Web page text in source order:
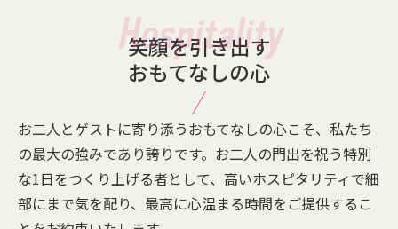
笑顔を引き出す
おもてなしの心
お二人とゲストに寄り添うおもてなしの心こそ、私たち
の最大の強みであり誇りです。お二人の門出を祝う特別
な1日をつくり上げる者として、高いホスピタリティで細
部にまで気を配り、最高に心温まる時間をご提供するこ